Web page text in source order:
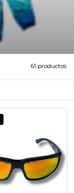
61 productos